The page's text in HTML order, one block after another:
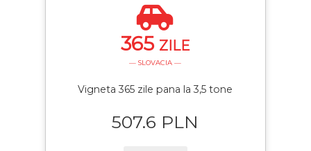
365 ZILE
— SLOVACIA —
Vigneta 365 zile pana la 3,5 tone
507.6 PLN